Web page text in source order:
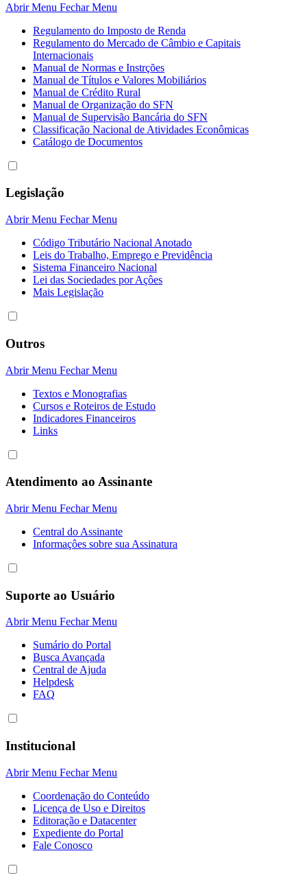
Abrir Menu Fechar Menu
Regulamento do Imposto de Renda
Regulamento do Mercado de Câmbio e Capitais
Internacionais
Manual de Normas e Instrções
Manual de Títulos e Valores Mobiliários
Manual de Crédito Rural
Manual de Organização do SFN
Manual de Supervisão Bancária do SFN
Classificação Nacional de Atividades Econômicas
Catálogo de Documentos
Legislação
Abrir Menu Fechar Menu
Código Tributário Nacional Anotado
Leis do Trabalho, Emprego e Previdência
Sistema Financeiro Nacional
Lei das Sociedades por Açôes
Mais Legislação
Outros
Abrir Menu Fechar Menu
Textos e Monografias
Cursos e Roteiros de Estudo
Indicadores Financeiros
Links
Atendimento ao Assinante
Abrir Menu Fechar Menu
Central do Assinante
Informaçôes sobre sua Assinatura
Suporte ao Usuário
Abrir Menu Fechar Menu
Sumário do Portal
Busca Avançada
Central de Ajuda
Helpdesk
FAQ
Institucional
Abrir Menu Fechar Menu
Coordenação do Conteúdo
Licença de Uso e Direitos
Editoração e Datacenter
Expediente do Portal
Fale Conosco